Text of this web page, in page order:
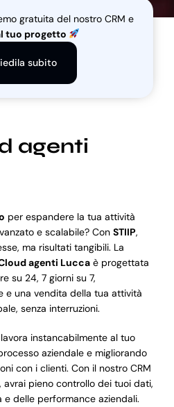
gratuita del nostro CRM e
tuo progetto
subito
agenti
per espandere la tua attività
e scalabile? Con STIIP,
ma risultati tangibili. La
agenti Luccaè progettata
su 24, 7 giorni su 7,
e una vendita della tua attività
senza interruzioni.
instancabilmente al tuo
aziendale e migliorando
con i clienti. Con il nostro CRM
avrai pieno controllo dei tuoi dati,
delle performance aziendali.